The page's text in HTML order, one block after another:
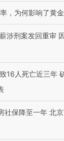
的生活方式·第三对
，为何影响了黄金
涉刑案发回重审
16人死亡近三年
社保降至一年 北